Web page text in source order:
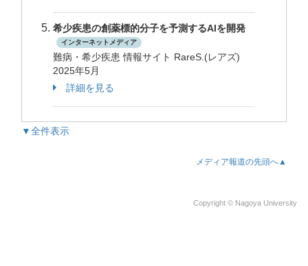
希少疾患の創薬標的分子を予測するAIを開発
インターネットメディア
難病・希少疾患 情報サイト RareS.(レアズ)
2025年5月
詳細を見る
▼全件表示
メディア報道の先頭へ▲
Copyright © Nagoya University